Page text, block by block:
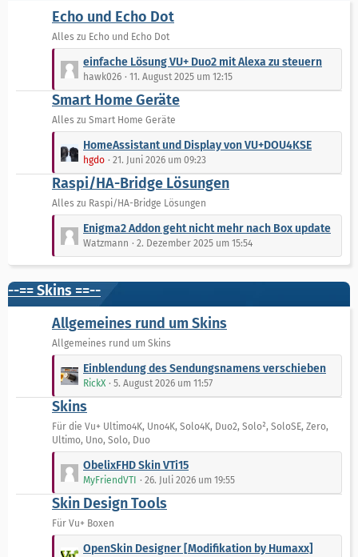
ä
g
e
B
e
i
ä
g
e
Echo und Echo Dot
Alles zu Echo und Echo Dot
t
z
t
e
t
r
e
einfache Lösung VU+ Duo2 mit Alexa zu steuern
hawk026 11. August 2025 um 12:15
Smart Home Geräte
Alles zu Smart Home Geräte
t
z
t
e
i
t
r
ä
g
e
HomeAssistant und Display von VU+DOU4KSE
hgdo 21. Juni 2026 um 09:23
Raspi/HA-Bridge Lösungen
Alles zu Raspi/HA-Bridge Lösungen
t
z
t
B
e
i
ä
g
e
Enigma2 Addon geht nicht mehr nach Box update
Watzmann 2. Dezember 2025 um 15:54
--== Skins ==--
Allgemeines rund um Skins
Allgemeines rund um Skins
t
z
t
e
B
i
t
r
ä
Einblendung des Sendungsnamens verschieben
RickX 5. August 2026 um 11:57
Skins
Für die Vu+ Ultimo4K, Uno4K, Solo4K, Duo2, Solo², SoloSE, Zero,
Ultimo, Uno, Solo, Duo
t
z
t
e
ObelixFHD Skin VTi15
MyFriendVTI 26. Juli 2026 um 19:55
Skin Design Tools
Für Vu+ Boxen
OpenSkin Designer [Modifikation by Humaxx]